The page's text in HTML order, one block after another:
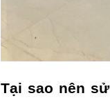
Tại sao nên